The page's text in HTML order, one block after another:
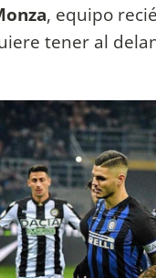
, equipo
tener al